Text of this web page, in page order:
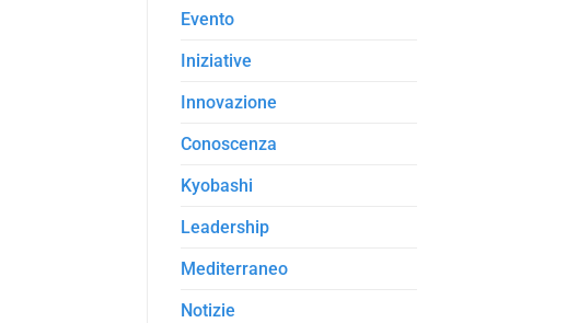
Evento
Iniziative
Innovazione
Conoscenza
Kyobashi
Leadership
Mediterraneo
Notizie